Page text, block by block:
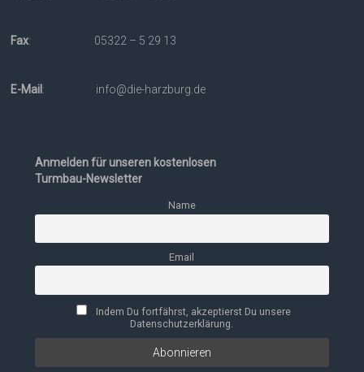
Fax: 05322 – 5 29 13
E-Mail : info@die-harzburg.de
Anmelden für unseren kostenlosen
Turmbau-Newsletter
Name
Email
Indem Du fortfährst, akzeptierst Du unsere
Datenschutzerklärung.